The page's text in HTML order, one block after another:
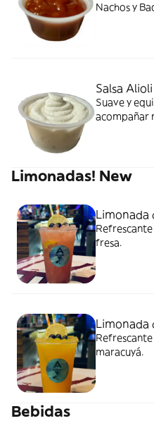
Nachos y
Salsa
Suave y
acompañar
Limonadas! New
Limonada
fresa.
Limonada
maracuyá.
Bebidas